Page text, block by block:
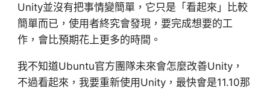
Unity並沒有把事情變簡單，它只是「看起來」比較
簡單而已，使用者終究會發現，要完成想要的工
作，會比預期花上更多的時間。
我不知道Ubuntu官方團隊未來會怎麼改善Unity，
不過看起來，我要重新使用Unity，最快會是11.10那